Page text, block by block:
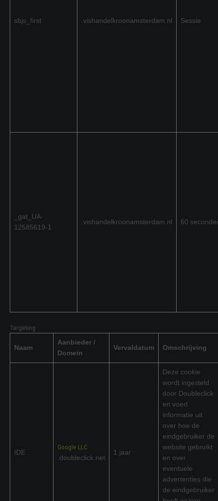
sbjs_first .vishandelkroonamsterdam.nl Sessie
_gat_UA-
12585619-1
.vishandelkroonamsterdam.nl 60
Targeting
Naam
Aanbieder /
Domein
Vervaldatum Omschrijving
IDE
Google LLC
.doubleclick.net
1 jaar
Deze cookie
wordt ingesteld
door Doubleclick
en voert
informatie uit
over hoe de
eindgebruiker de
website gebruikt
en over
eventuele
advertenties die
de eindgebruiker